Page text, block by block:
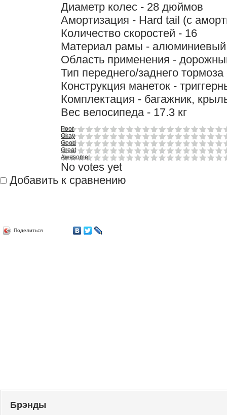
Диаметр колес - 28 дюймов
Амортизация - Hard tail (с
Количество скоростей - 16
Материал рамы - алюминиевый
Область применения -
Тип переднего/заднего
Конструкция манеток -
Комплектация - багажник,
Вес велосипеда - 17.3 кг
Poor
Okay
Good
Great
Awesome
No votes yet
Добавить к сравнению
Поделиться
Брэнды